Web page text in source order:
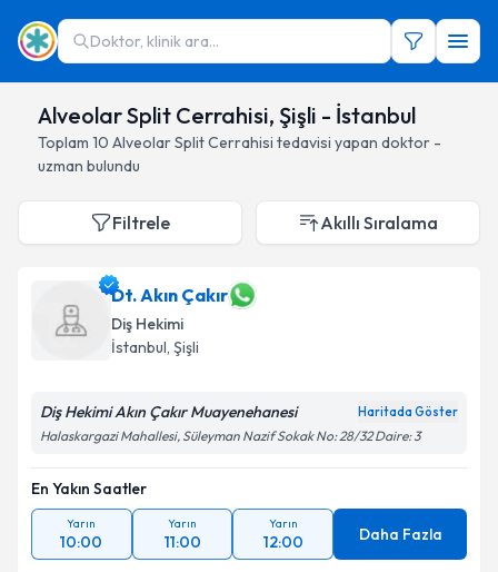
Doktor, klinik ara...
Alveolar Split Cerrahisi, Şişli - İstanbul
Toplam 10 Alveolar Split Cerrahisi tedavisi yapan doktor -
uzman bulundu
Filtrele Akıllı Sıralama
Dt. Akın Çakır
Diş Hekimi
İstanbul, Şişli
Diş Hekimi Akın Çakır Muayenehanesi Haritada Göster
Halaskargazi Mahallesi, Süleyman Nazif Sokak No: 28/32 Daire: 3
En Yakın Saatler
Yarın
10:00
Yarın
11:00
Yarın
12:00 Daha Fazla